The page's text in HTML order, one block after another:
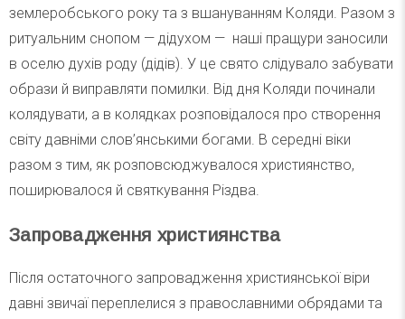
землеробського року та з вшануванням Коляди. Разом з
ритуальним снопом — дідухом — наші пращури заносили
в оселю духів роду (дідів). У це свято слідувало забувати
образи й виправляти помилки. Від дня Коляди починали
колядувати, а в колядках розповідалося про створення
світу давніми слов’янськими богами. В середні віки
разом з тим, як розповсюджувалося християнство,
поширювалося й святкування Різдва.
Запровадження християнства
Після остаточного запровадження християнської віри
давні звичаї переплелися з православними обрядами та